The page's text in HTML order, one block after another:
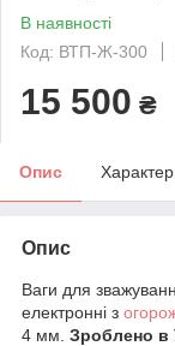
В наявності
Код: ВТП-Ж-300
15 500 ₴
Опис
Опис
Ваги для
електронні з
4 мм. Зроблено в